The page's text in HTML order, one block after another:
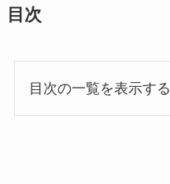
目次
目次の一覧を表示する